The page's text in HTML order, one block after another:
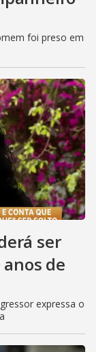
foi preso em
ser
de
expressa o